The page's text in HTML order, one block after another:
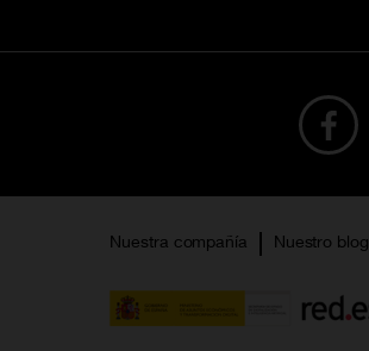
Nuestra compañía Nuestro blog